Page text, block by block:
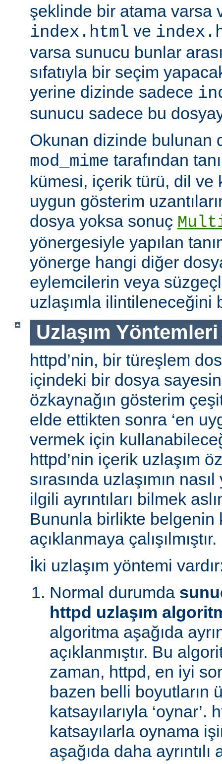
şeklinde bir atama varsa
index.html ve
varsa sunucu bunlar
sıfatıyla bir seçim
yerine dizinde sadece
sunucu sadece bu
Okunan dizinde bulunan
mod_mime tarafından
kümesi, içerik türü, dil ve
uygun gösterim
dosya yoksa sonuç
yönergesiyle yapılan
yönerge hangi diğer
eylemcilerin veya
uzlaşımla ilintileneceğini
Uzlaşım Yöntemleri
httpd’nin, bir türeşlem
içindeki bir dosya
özkaynağın gösterim
elde ettikten sonra ‘en
vermek için
httpd’nin içerik uzlaşım
sırasında uzlaşımın
ilgili ayrıntıları bilmek
Bununla birlikte belgenin
açıklanmaya çalışılmıştır.
İki uzlaşım yöntemi
Normal durumda
httpd uzlaşım
algoritma aşağıda
açıklanmıştır. Bu
zaman, httpd, en iyi
bazen belli boyutların
katsayılarıyla ‘oynar’.
katsayılarla oynama
aşağıda daha ayrıntılı